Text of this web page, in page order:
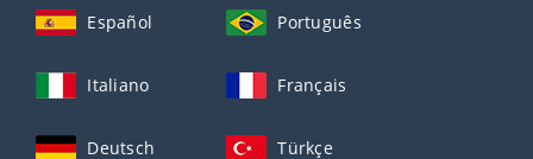
Español Português
Italiano Français
Deutsch Türkçe